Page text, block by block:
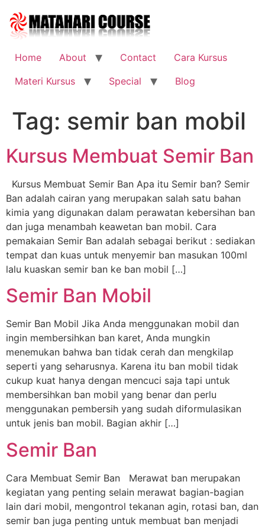
content
Home
About Contact
Cara Kursus
Materi Kursus
Special Blog
Tag: semir ban mobil
Kursus Membuat Semir Ban
Kursus Membuat Semir Ban Apa itu Semir ban? Semir
Ban adalah cairan yang merupakan salah satu bahan
kimia yang digunakan dalam perawatan kebersihan ban
dan juga menambah keawetan ban mobil. Cara
pemakaian Semir Ban adalah sebagai berikut : sediakan
tempat dan kuas untuk menyemir ban masukan 100ml
lalu kuaskan semir ban ke ban mobil […]
Semir Ban Mobil
Semir Ban Mobil Jika Anda menggunakan mobil dan
ingin membersihkan ban karet, Anda mungkin
menemukan bahwa ban tidak cerah dan mengkilap
seperti yang seharusnya. Karena itu ban mobil tidak
cukup kuat hanya dengan mencuci saja tapi untuk
membersihkan ban mobil yang benar dan perlu
menggunakan pembersih yang sudah diformulasikan
untuk jenis ban mobil. Bagian akhir […]
Semir Ban
Cara Membuat Semir Ban Merawat ban merupakan
kegiatan yang penting selain merawat bagian-bagian
lain dari mobil, mengontrol tekanan agin, rotasi ban, dan
semir ban juga penting untuk membuat ban menjadi